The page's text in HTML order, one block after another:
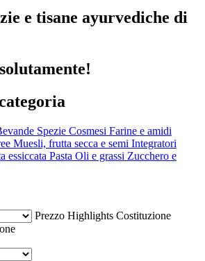
e tisane ayurvediche di
Spezie Cosmesi Farine e amidi
Muesli, frutta secca e semi Integratori
essiccata Pasta Oli e grassi Zucchero e
Prezzo Highlights Costituzione